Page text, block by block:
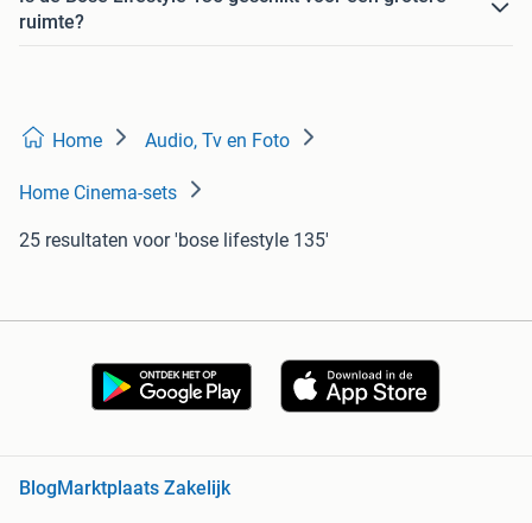
ruimte?
Home Audio, Tv en Foto
Home Cinema-sets
25 resultaten voor 'bose lifestyle 135'
BlogMarktplaats Zakelijk